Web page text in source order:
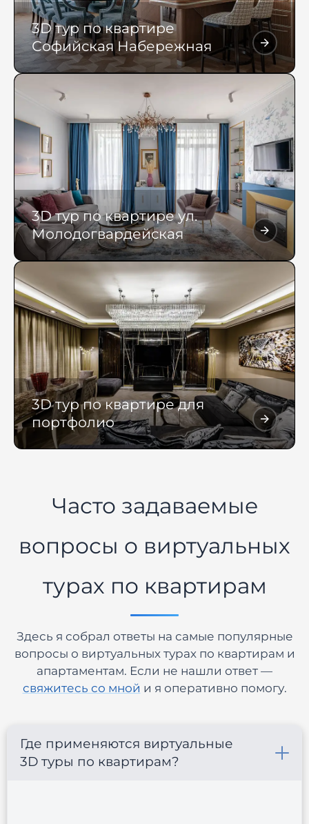
3D тур по квартире
Софийская Набережная
3D тур по квартире ул.
Молодогвардейская
3D тур по квартире для
портфолио
Часто задаваемые
вопросы о виртуальных
турах по квартирам
Здесь я собрал ответы на самые популярные
вопросы о виртуальных турах по квартирам и
апартаментам. Если не нашли ответ —
свяжитесь со мной и я оперативно помогу.
Где применяются виртуальные
3D туры по квартирам?